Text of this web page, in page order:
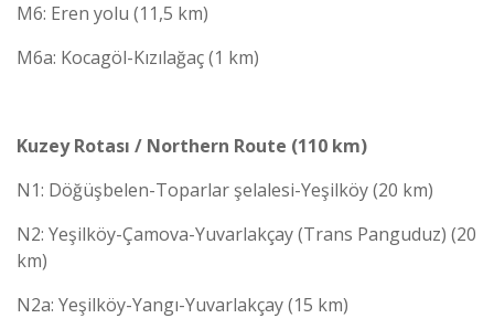
M6: Eren yolu (11,5 km)
M6a: Kocagöl-Kızılağaç (1 km)
Kuzey Rotası / Northern Route (110 km)
N1: Döğüşbelen-Toparlar şelalesi-Yeşilköy (20 km)
N2: Yeşilköy-Çamova-Yuvarlakçay (Trans Panguduz) (20
km)
N2a: Yeşilköy-Yangı-Yuvarlakçay (15 km)